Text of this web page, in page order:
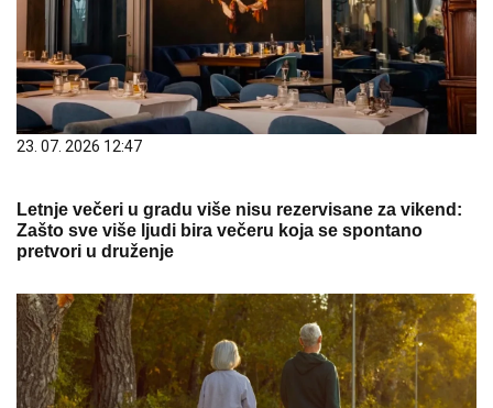
23. 07. 2026 12:47
Letnje večeri u gradu više nisu rezervisane za vikend:
Zašto sve više ljudi bira večeru koja se spontano
pretvori u druženje